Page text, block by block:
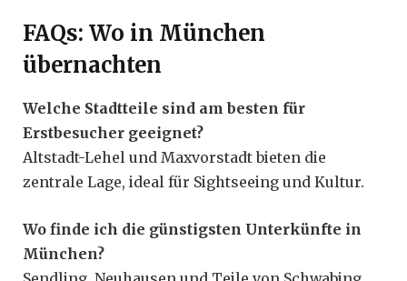
FAQs: Wo in München
übernachten
Welche Stadtteile sind am besten für
Erstbesucher geeignet?
Altstadt-Lehel und Maxvorstadt bieten die
zentrale Lage, ideal für Sightseeing und Kultur.
Wo finde ich die günstigsten Unterkünfte in
München?